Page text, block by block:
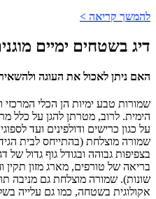
להמשך קריאה >
דיג בשטחים ימיים
האם ניתן לאכול את העוגה
שמורות טבע ימיות הן הכלי
הימית. לרוב, מטרתן להגן על כלל
על כגון כרישים ודולפינים ועד
שמורה מוצלחת (בהתייחס לבית
בצפיפות גבוהה ובגודל גוף גדול של
בריאה של טורפים, מארג מזון תקין
שונות). שמורה מוצלחת גם מניבה
אקולוגית בשטחה, כמו גם עלייה